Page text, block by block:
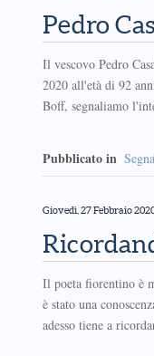
Pedro
Il vescovo Pedro
2020 all'età di 92
Boff, segnaliamo
Pubblicato in
Giovedì, 27 Febbraio
Il poeta fiorentino è
è stato una
adesso tiene a